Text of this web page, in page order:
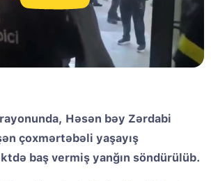
rayonunda, Həsən bəy Zərdabi
çoxmərtəbəli yaşayış
baş vermiş yanğın söndürülüb.